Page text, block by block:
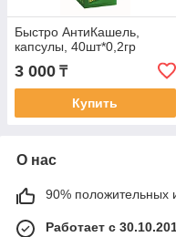
Быстро АнтиКашель,
капсулы, 40шт*0,2гр
3 000 ₸
Купить
О нас
90% положительных
Работает с